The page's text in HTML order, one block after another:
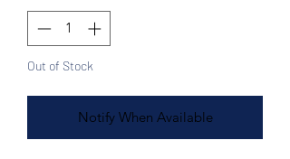
Out of Stock
Notify When Available